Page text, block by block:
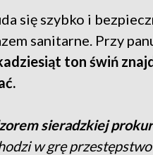
się szybko i
sanitarne. Przy
ton świń
sieradzkiej
w grę